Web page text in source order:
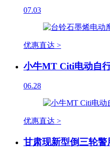
07.03
优惠直达 >
小牛MT Citi电动自
06.28
优惠直达 >
甘肃现新型倒三轮